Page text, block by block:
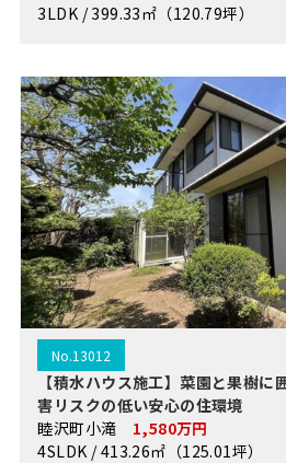
3LDK / 399.33㎡（120.79坪）
No.13012
【積水ハウス施工】菜園と果樹に
害リスクの低い安心の住環境
睦沢町小滝 1,580万円
4SLDK / 413.26㎡（125.01坪）